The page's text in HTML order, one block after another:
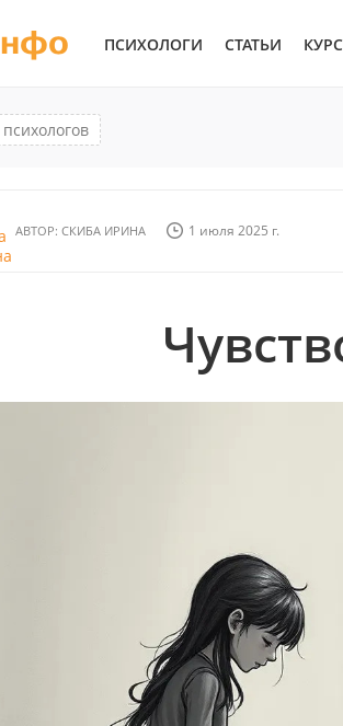
ПСИХОЛОГИ СТАТЬИ
АВТОР: СКИБА ИРИНА 1 июля 2025 г.